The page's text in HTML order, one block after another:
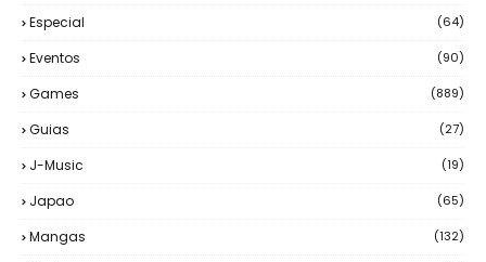
Especial (64)
Eventos (90)
Games (889)
Guias (27)
J-Music (19)
Japao (65)
Mangas (132)